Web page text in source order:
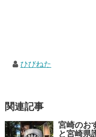
ひびねた
関連記事
宮崎のお
と宮崎県